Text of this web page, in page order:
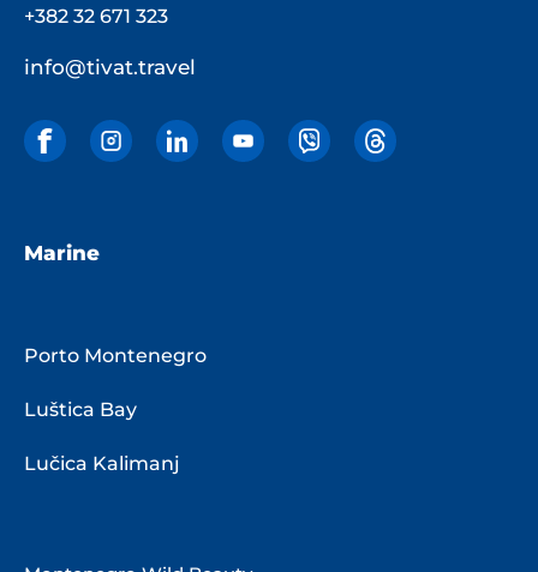
+382 32 671 323
info@tivat.travel
Marine
Porto Montenegro
Luštica Bay
Lučica Kalimanj